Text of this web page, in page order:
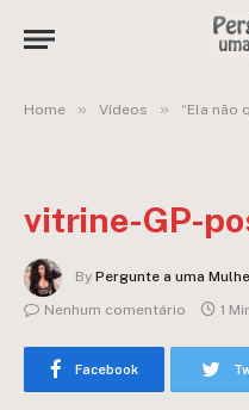
Home » Vídeos » “Ela não
vitrine-GP-
By Pergunte a uma
Nenhum comentário
1
Facebook